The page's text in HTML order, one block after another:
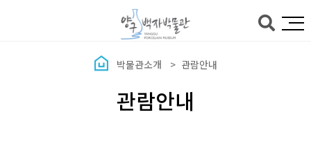
박물관소개 관람안내
관람안내